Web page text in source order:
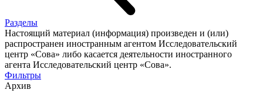
Разделы
Настоящий материал (информация) произведен и (или)
распространен иностранным агентом Исследовательский
центр «Сова» либо касается деятельности иностранного
агента Исследовательский центр «Сова».
Фильтры
Архив